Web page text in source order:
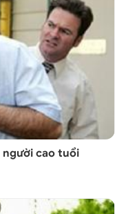
người cao tuổi